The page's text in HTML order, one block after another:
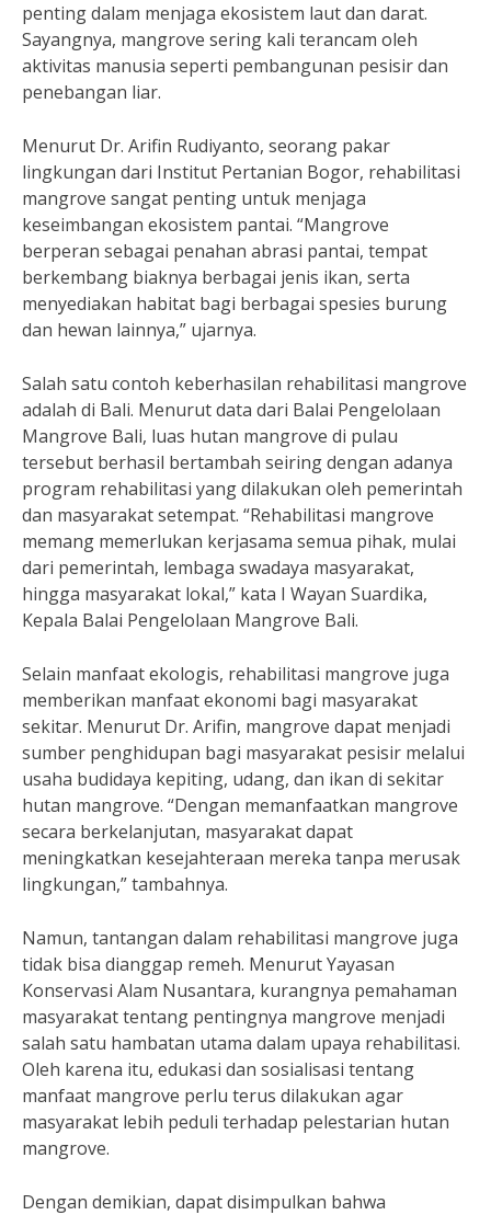
penting dalam menjaga ekosistem laut dan darat.
Sayangnya, mangrove sering kali terancam oleh
aktivitas manusia seperti pembangunan pesisir dan
penebangan liar.
Menurut Dr. Arifin Rudiyanto, seorang pakar
lingkungan dari Institut Pertanian Bogor, rehabilitasi
mangrove sangat penting untuk menjaga
keseimbangan ekosistem pantai. “Mangrove
berperan sebagai penahan abrasi pantai, tempat
berkembang biaknya berbagai jenis ikan, serta
menyediakan habitat bagi berbagai spesies burung
dan hewan lainnya,” ujarnya.
Salah satu contoh keberhasilan rehabilitasi mangrove
adalah di Bali. Menurut data dari Balai Pengelolaan
Mangrove Bali, luas hutan mangrove di pulau
tersebut berhasil bertambah seiring dengan adanya
program rehabilitasi yang dilakukan oleh pemerintah
dan masyarakat setempat. “Rehabilitasi mangrove
memang memerlukan kerjasama semua pihak, mulai
dari pemerintah, lembaga swadaya masyarakat,
hingga masyarakat lokal,” kata I Wayan Suardika,
Kepala Balai Pengelolaan Mangrove Bali.
Selain manfaat ekologis, rehabilitasi mangrove juga
memberikan manfaat ekonomi bagi masyarakat
sekitar. Menurut Dr. Arifin, mangrove dapat menjadi
sumber penghidupan bagi masyarakat pesisir melalui
usaha budidaya kepiting, udang, dan ikan di sekitar
hutan mangrove. “Dengan memanfaatkan mangrove
secara berkelanjutan, masyarakat dapat
meningkatkan kesejahteraan mereka tanpa merusak
lingkungan,” tambahnya.
Namun, tantangan dalam rehabilitasi mangrove juga
tidak bisa dianggap remeh. Menurut Yayasan
Konservasi Alam Nusantara, kurangnya pemahaman
masyarakat tentang pentingnya mangrove menjadi
salah satu hambatan utama dalam upaya rehabilitasi.
Oleh karena itu, edukasi dan sosialisasi tentang
manfaat mangrove perlu terus dilakukan agar
masyarakat lebih peduli terhadap pelestarian hutan
mangrove.
Dengan demikian, dapat disimpulkan bahwa